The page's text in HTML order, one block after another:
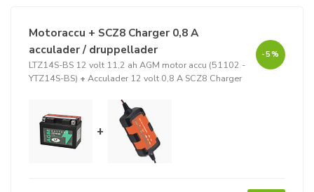
Motoraccu + SCZ8 Charger 0,8 A
acculader / druppellader
LTZ14S-BS 12 volt 11,2 ah AGM motor accu (51102 -
YTZ14S-BS) + Acculader 12 volt 0,8 A SCZ8 Charger
-5%
+